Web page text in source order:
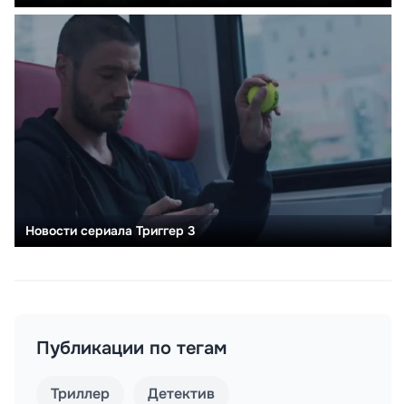
Новости сериала Триггер 3
Публикации по тегам
Триллер Детектив